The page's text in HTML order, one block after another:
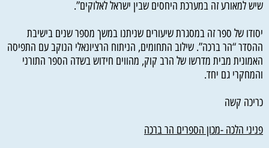
שיש למאורע זה במערכת היחסים שבין ישראל לאלוקים”.
יסודו של ספר זה במסגרת שיעורים שניתנו במשך מספר שנים בישיבת
ההסדר “הר ברכה”. שילוב התחומים, הניתוח הרציונאלי הנוקב עם התפיסה
האמונית מבית מדרשו של הרב קוק, מהווים חידוש בשדה הספר התורני
והמחקרי גם יחד.
כריכה קשה
פניני הלכה -מכון הספרים הר ברכה